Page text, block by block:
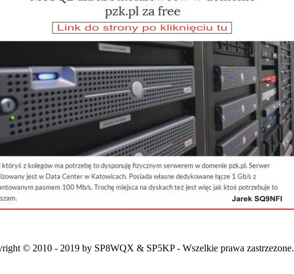
© 2010 - 2019 by SP8WQX & SP5KP - Wszelkie prawa zastrzezone.